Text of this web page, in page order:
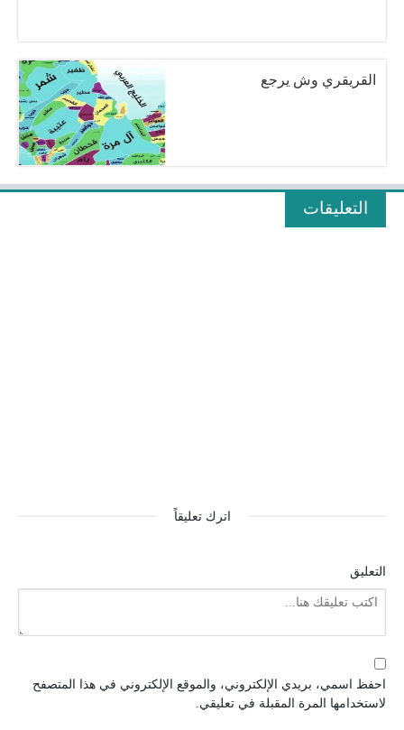
القريقري وش يرجع
التعليقات
اترك تعليقاً
التعليق
احفظ اسمي، بريدي الإلكتروني، والموقع الإلكتروني في هذا المتصفح
لاستخدامها المرة المقبلة في تعليقي.